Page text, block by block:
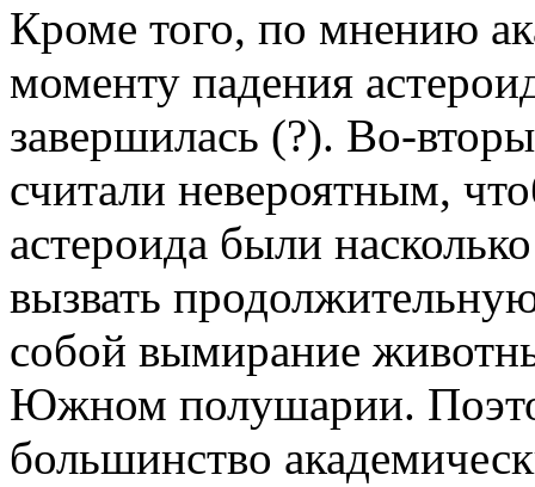
Кроме того, по мнению
моменту падения
завершилась (?). Во-
считали невероятным,
астероида были
вызвать
собой вымирание
Южном полушарии.
большинство